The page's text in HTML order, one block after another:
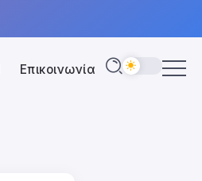
Επικοινωνία